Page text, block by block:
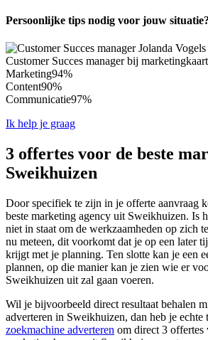
Persoonlijke tips nodig voor jouw situatie?
Customer Succes manager bij
Marketing94%
Content90%
Communicatie97%
Ik help je graag
3 offertes voor de beste
Sweikhuizen
Door specifiek te zijn in je offerte aanvraag
beste marketing agency uit Sweikhuizen. Is
niet in staat om de werkzaamheden op zich
nu meteen, dit voorkomt dat je op een later
krijgt met je planning. Ten slotte kan je een
plannen, op die manier kan je zien wie er
Sweikhuizen uit zal gaan voeren.
Wil je bijvoorbeeld direct resultaat behalen
adverteren in Sweikhuizen, dan heb je
zoekmachine adverteren om direct 3 offertes